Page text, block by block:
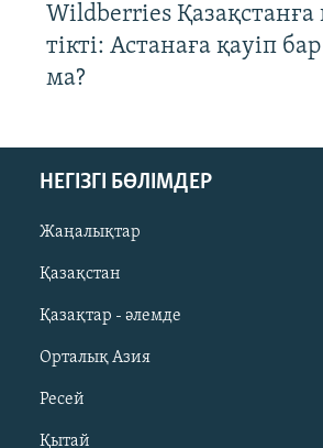
Wildberries Қазақстанға
тікті: Астанаға қауіп бар
ма?
НЕГІЗГІ БӨЛІМДЕР
Жаңалықтар
Қазақстан
Қазақтар - әлемде
Орталық Азия
Ресей
Қытай